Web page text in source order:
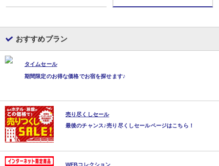
おすすめプラン
タイムセール
期間限定のお得な価格でお宿を探せます♪
売り尽くしセール
最後のチャンス♪売り尽くしセールページはこちら！
WEBコレクション